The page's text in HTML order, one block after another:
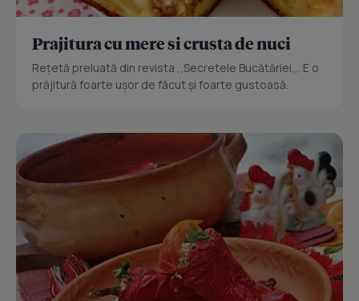
Prajitura cu mere si crusta de nuci
Reţetă preluată din revista ,,Secretele Bucătăriei,,. E o
prăjitură foarte uşor de făcut şi foarte gustoasă.